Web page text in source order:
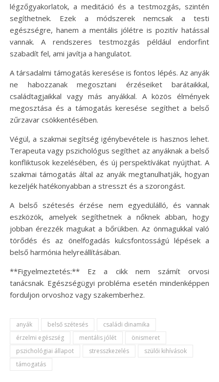
légzőgyakorlatok, a meditáció és a testmozgás, szintén
segíthetnek. Ezek a módszerek nemcsak a testi
egészségre, hanem a mentális jólétre is pozitív hatással
vannak. A rendszeres testmozgás például endorfint
szabadít fel, ami javítja a hangulatot.
A társadalmi támogatás keresése is fontos lépés. Az anyák
ne habozzanak megosztani érzéseiket barátaikkal,
családtagjaikkal vagy más anyákkal. A közös élmények
megosztása és a támogatás keresése segíthet a belső
zűrzavar csökkentésében.
Végül, a szakmai segítség igénybevétele is hasznos lehet.
Terapeuta vagy pszichológus segíthet az anyáknak a belső
konfliktusok kezelésében, és új perspektívákat nyújthat. A
szakmai támogatás által az anyák megtanulhatják, hogyan
kezeljék hatékonyabban a stresszt és a szorongást.
A belső szétesés érzése nem egyedülálló, és vannak
eszközök, amelyek segíthetnek a nőknek abban, hogy
jobban érezzék magukat a bőrükben. Az önmagukkal való
törődés és az önelfogadás kulcsfontosságú lépések a
belső harmónia helyreállításában.
**Figyelmeztetés:** Ez a cikk nem számít orvosi
tanácsnak. Egészségügyi probléma esetén mindenképpen
forduljon orvoshoz vagy szakemberhez.
anyák belső szétesés
családi dinamika
érzelmi egészség
mentális jólét
önismeret
pszichológiai állapot
stresszkezelés
szülői kihívások
támogatás